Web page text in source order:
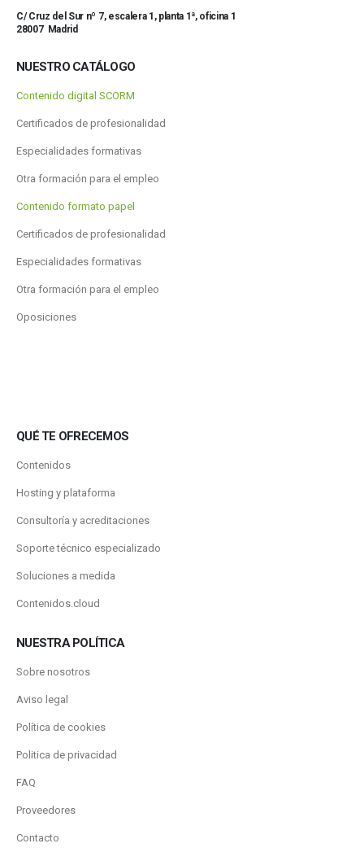
C/ Cruz del Sur nº 7, escalera 1, planta 1ª, oficina 1
28007 Madrid
NUESTRO CATÁLOGO
Contenido digital SCORM
Certificados de profesionalidad
Especialidades formativas
Otra formación para el empleo
Contenido formato papel
Certificados de profesionalidad
Especialidades formativas
Otra formación para el empleo
Oposiciones
QUÉ TE OFRECEMOS
Contenidos
Hosting y plataforma
Consultoría y acreditaciones
Soporte técnico especializado
Soluciones a medida
Contenidos.cloud
NUESTRA POLÍTICA
Sobre nosotros
Aviso legal
Política de cookies
Politica de privacidad
FAQ
Proveedores
Contacto